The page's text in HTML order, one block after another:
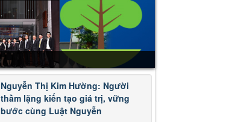
Nguyễn Thị Kim Hường: Người
thầm lặng kiến tạo giá trị, vững
bước cùng Luật Nguyễn